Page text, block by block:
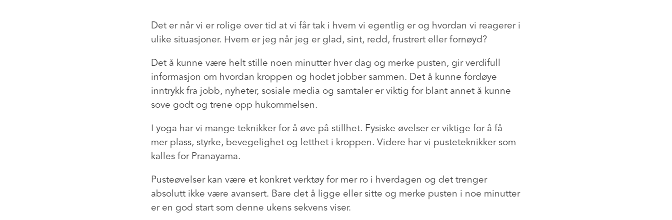
Det er når vi er rolige over tid at vi får tak i hvem vi egentlig er og hvordan vi reagerer i
ulike situasjoner. Hvem er jeg når jeg er glad, sint, redd, frustrert eller fornøyd?
Det å kunne være helt stille noen minutter hver dag og merke pusten, gir verdifull
informasjon om hvordan kroppen og hodet jobber sammen. Det å kunne fordøye
inntrykk fra jobb, nyheter, sosiale media og samtaler er viktig for blant annet å kunne
sove godt og trene opp hukommelsen.
I yoga har vi mange teknikker for å øve på stillhet. Fysiske øvelser er viktige for å få
mer plass, styrke, bevegelighet og letthet i kroppen. Videre har vi pusteteknikker som
kalles for Pranayama.
Pusteøvelser kan være et konkret verktøy for mer ro i hverdagen og det trenger
absolutt ikke være avansert. Bare det å ligge eller sitte og merke pusten i noe minutter
er en god start som denne ukens sekvens viser.